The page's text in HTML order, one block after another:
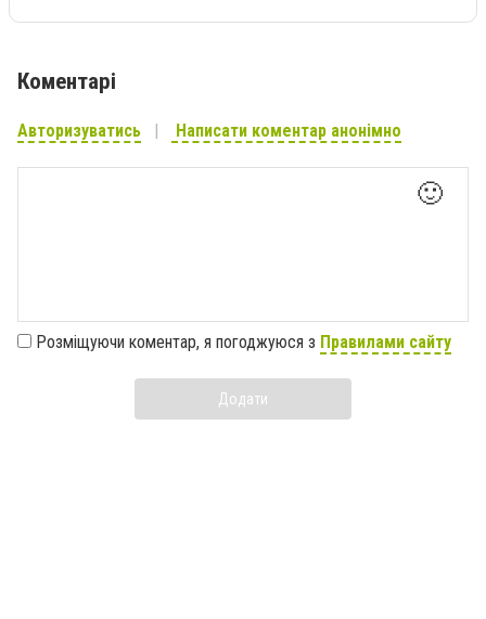
Коментарі
Авторизуватись Написати коментар анонімно
🙂
Розміщуючи коментар, я погоджуюся з Правилами сайту
Додати